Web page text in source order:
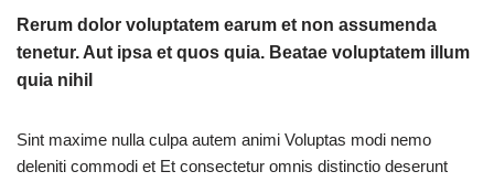
Rerum dolor voluptatem earum et non assumenda
tenetur. Aut ipsa et quos quia. Beatae voluptatem illum
quia nihil
Sint maxime nulla culpa autem animi Voluptas modi nemo
deleniti commodi et Et consectetur omnis distinctio deserunt